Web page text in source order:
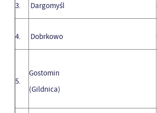
3. Dargomyśl
4. Dobrkowo
5.
Gostomin
(Gildnica)